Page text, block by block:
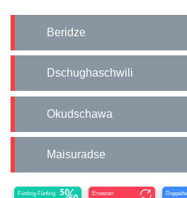
Beridze
Dschughaschwili
Okudschawa
Maisuradse
Fünfzig-Fünfzig Ersetzen